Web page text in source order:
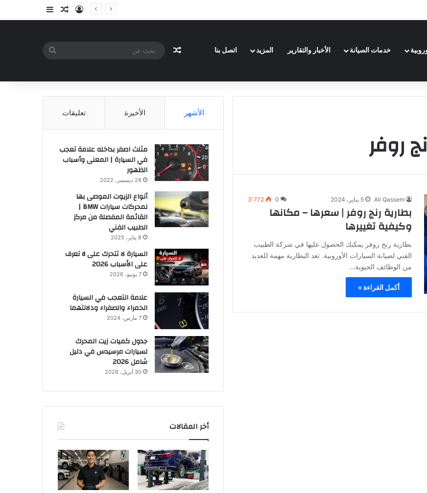
تعرف عليها لعام 2026 تسجيل الدخول
مقال عشوائي
خدمات الصيانة الأخبار والتقارير المزيد اتصل بنا مقال عشوائي
روفر
Ali Qassem 5 يناير، 2024 0 3٬772
بطارية رنج روفر | سعرها – مكانها
وكيفية تغييرها
بطارية رنج روفر يمكنك الحصول عليها في شركة الطبيب
الفني لصيانة السيارات الأوروبية. تعد البطارية مهمة للعديد
من الوظائف الحيوية…
أكمل القراءة »
الأشهر الأخيرة تعليقات
مثلث اصفر بداخله علامة تعجب
في السيارة | المعنى وأسباب
الظهور
28 ديسمبر، 2022
أنواع الزيوت الموصى بها
لمحركات سيارات BMW |
القائمة المفصلة من مركز
الطبيب الفني
8 يناير، 2025
السيارة لا تتحرك على d تعرف
على الأسباب 2026
7 يونيو، 2026
علامة التعجب في السيارة
الحمراء والصفراء ودلالتهما
7 مارس، 2024
جدول كميات زيت المحرك
لسيارات مرسيدس في دليل
شامل 2026
30 أبريل، 2026
أخر المقالات